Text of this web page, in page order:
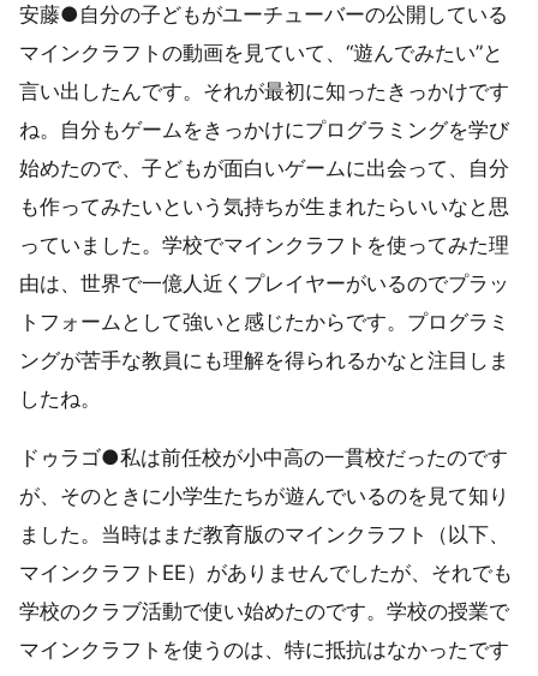
安藤●自分の子どもがユーチューバーの公開している
マインクラフトの動画を見ていて、“遊んでみたい”と
言い出したんです。それが最初に知ったきっかけです
ね。自分もゲームをきっかけにプログラミングを学び
始めたので、子どもが面白いゲームに出会って、自分
も作ってみたいという気持ちが生まれたらいいなと思
っていました。学校でマインクラフトを使ってみた理
由は、世界で一億人近くプレイヤーがいるのでプラッ
トフォームとして強いと感じたからです。プログラミ
ングが苦手な教員にも理解を得られるかなと注目しま
したね。
ドゥラゴ●私は前任校が小中高の一貫校だったのです
が、そのときに小学生たちが遊んでいるのを見て知り
ました。当時はまだ教育版のマインクラフト（以下、
マインクラフトEE）がありませんでしたが、それでも
学校のクラブ活動で使い始めたのです。学校の授業で
マインクラフトを使うのは、特に抵抗はなかったです